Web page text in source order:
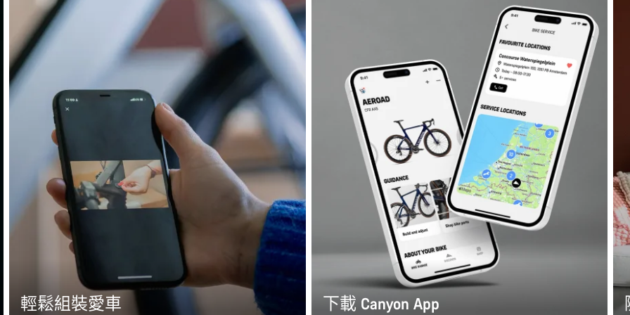
輕鬆組裝愛車 下載 Canyon App